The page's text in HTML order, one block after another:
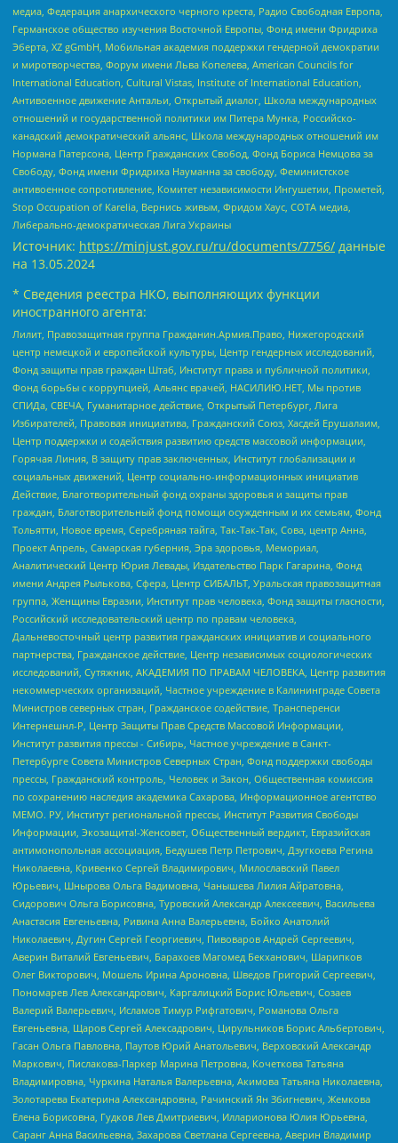
медиа, Федерация анархического черного креста, Радио Свободная Европа,
Германское общество изучения Восточной Европы, Фонд имени Фридриха
Эберта, XZ gGmbH, Мобильная академия поддержки гендерной демократии
и миротворчества, Форум имени Льва Копелева, American Councils for
International Education, Cultural Vistas, Institute of International Education,
Антивоенное движение Антальи, Открытый диалог, Школа международных
отношений и государственной политики им Питера Мунка, Российско-
канадский демократический альянс, Школа международных отношений им
Нормана Патерсона, Центр Гражданских Свобод, Фонд Бориса Немцова за
Свободу, Фонд имени Фридриха Науманна за свободу, Феминистское
антивоенное сопротивление, Комитет независимости Ингушетии, Прометей,
Stop Occupation of Karelia, Вернись живым, Фридом Хаус, СОТА медиа,
Либерально-демократическая Лига Украины
Источник: https://minjust.gov.ru/ru/documents/7756/ данные
на 13.05.2024
* Сведения реестра НКО, выполняющих функции
иностранного агента:
Лилит, Правозащитная группа Гражданин.Армия.Право, Нижегородский
центр немецкой и европейской культуры, Центр гендерных исследований,
Фонд защиты прав граждан Штаб, Институт права и публичной политики,
Фонд борьбы с коррупцией, Альянс врачей, НАСИЛИЮ.НЕТ, Мы против
СПИДа, СВЕЧА, Гуманитарное действие, Открытый Петербург, Лига
Избирателей, Правовая инициатива, Гражданский Союз, Хасдей Ерушалаим,
Центр поддержки и содействия развитию средств массовой информации,
Горячая Линия, В защиту прав заключенных, Институт глобализации и
социальных движений, Центр социально-информационных инициатив
Действие, Благотворительный фонд охраны здоровья и защиты прав
граждан, Благотворительный фонд помощи осужденным и их семьям, Фонд
Тольятти, Новое время, Серебряная тайга, Так-Так-Так, Сова, центр Анна,
Проект Апрель, Самарская губерния, Эра здоровья, Мемориал,
Аналитический Центр Юрия Левады, Издательство Парк Гагарина, Фонд
имени Андрея Рылькова, Сфера, Центр СИБАЛЬТ, Уральская правозащитная
группа, Женщины Евразии, Институт прав человека, Фонд защиты гласности,
Российский исследовательский центр по правам человека,
Дальневосточный центр развития гражданских инициатив и социального
партнерства, Гражданское действие, Центр независимых социологических
исследований, Сутяжник, АКАДЕМИЯ ПО ПРАВАМ ЧЕЛОВЕКА, Центр развития
некоммерческих организаций, Частное учреждение в Калининграде Совета
Министров северных стран, Гражданское содействие, Трансперенси
Интернешнл-Р, Центр Защиты Прав Средств Массовой Информации,
Институт развития прессы - Сибирь, Частное учреждение в Санкт-
Петербурге Совета Министров Северных Стран, Фонд поддержки свободы
прессы, Гражданский контроль, Человек и Закон, Общественная комиссия
по сохранению наследия академика Сахарова, Информационное агентство
МЕМО. РУ, Институт региональной прессы, Институт Развития Свободы
Информации, Экозащита!-Женсовет, Общественный вердикт, Евразийская
антимонопольная ассоциация, Бедушев Петр Петрович, Дзугкоева Регина
Николаевна, Кривенко Сергей Владимирович, Милославский Павел
Юрьевич, Шнырова Ольга Вадимовна, Чанышева Лилия Айратовна,
Сидорович Ольга Борисовна, Туровский Александр Алексеевич, Васильева
Анастасия Евгеньевна, Ривина Анна Валерьевна, Бойко Анатолий
Николаевич, Дугин Сергей Георгиевич, Пивоваров Андрей Сергеевич,
Аверин Виталий Евгеньевич, Барахоев Магомед Бекханович, Шарипков
Олег Викторович, Мошель Ирина Ароновна, Шведов Григорий Сергеевич,
Пономарев Лев Александрович, Каргалицкий Борис Юльевич, Созаев
Валерий Валерьевич, Исламов Тимур Рифгатович, Романова Ольга
Евгеньевна, Щаров Сергей Алексадрович, Цирульников Борис Альбертович,
Гасан Ольга Павловна, Паутов Юрий Анатольевич, Верховский Александр
Маркович, Пислакова-Паркер Марина Петровна, Кочеткова Татьяна
Владимировна, Чуркина Наталья Валерьевна, Акимова Татьяна Николаевна,
Золотарева Екатерина Александровна, Рачинский Ян Збигневич, Жемкова
Елена Борисовна, Гудков Лев Дмитриевич, Илларионова Юлия Юрьевна,
Саранг Анна Васильевна, Захарова Светлана Сергеевна, Аверин Владимир